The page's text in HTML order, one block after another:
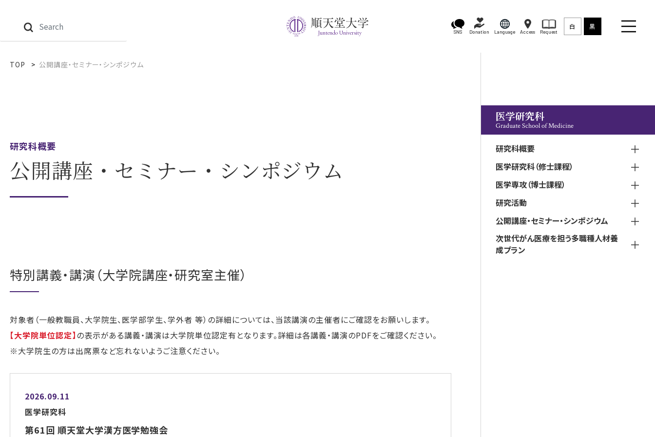
Juntendo University SNS Donation Language Access Request
白 黒
TOP 公開講座・セミナー・シンポジウム
研究科概要
公開講座・セミナー・シンポジウム
特別講義・講演（大学院講座・研究室主催）
対象者（一般教職員、大学院生、医学部学生、学外者 等）の詳細については、当該講演の主催者にご確認をお願いします。
【大学院単位認定】の表示がある講義・講演は大学院単位認定有となります。詳細は各講義・講演のPDFをご確認ください。
※大学院生の方は出席票など忘れないようご注意ください。
2026.09.11
医学研究科
第61回 順天堂大学漢方医学勉強会
医学研究科
Graduate School of Medicine
研究科概要
医学研究科（修士課程）
医学専攻（博士課程）
研究活動
公開講座・セミナー・シンポジウム
次世代がん医療を担う多職種人材養
成プラン